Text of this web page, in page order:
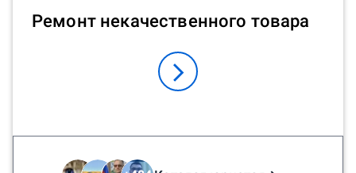
Ремонт некачественного товара